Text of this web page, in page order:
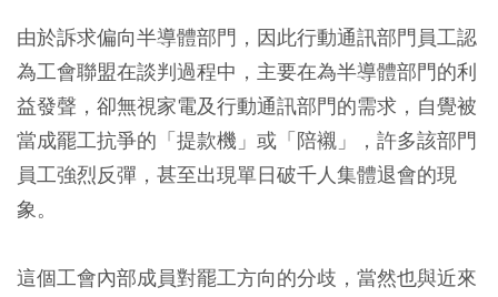
由於訴求偏向半導體部門，因此行動通訊部門員工認
為工會聯盟在談判過程中，主要在為半導體部門的利
益發聲，卻無視家電及行動通訊部門的需求，自覺被
當成罷工抗爭的「提款機」或「陪襯」，許多該部門
員工強烈反彈，甚至出現單日破千人集體退會的現
象。
這個工會內部成員對罷工方向的分歧，當然也與近來